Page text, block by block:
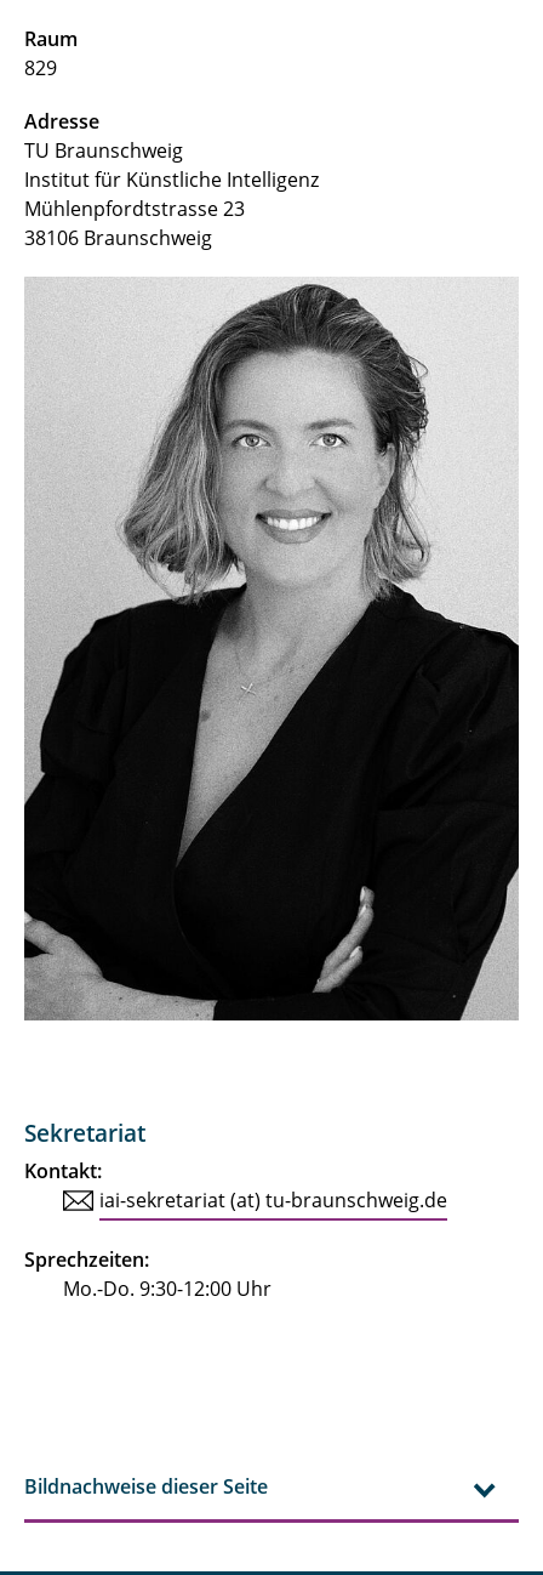
Raum
829
Adresse
TU Braunschweig
Institut für Künstliche Intelligenz
Mühlenpfordtstrasse 23
38106 Braunschweig
Sekretariat
Kontakt:
iai-sekretariat (at) tu-braunschweig.de
Sprechzeiten:
Mo.-Do. 9:30-12:00 Uhr
Bildnachweise dieser Seite